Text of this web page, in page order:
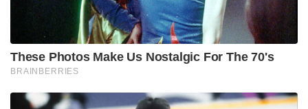
These Photos Make Us Nostalgic For The 70's
BRAINBERRIES